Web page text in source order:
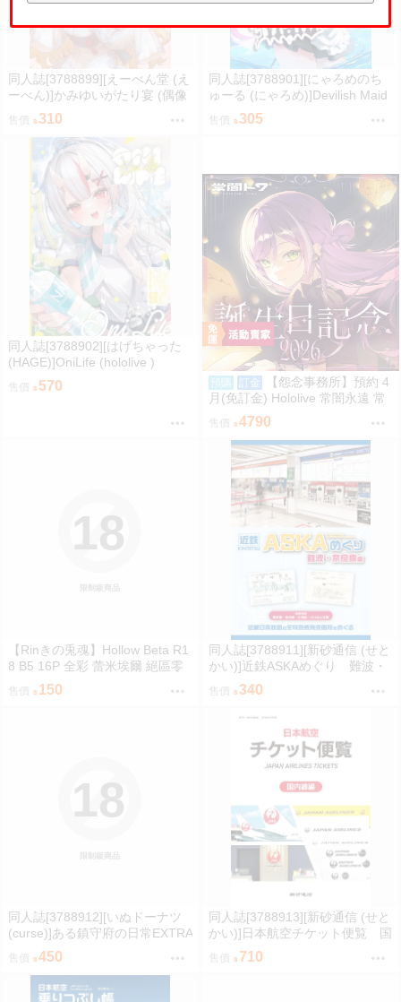
同人誌[3788899][えーべん堂 (え
ーべん)]かみゆいがたり宴 (偶像
310
同人誌[3788901][にゃろめのち
ゅーる (にゃろめ)]Devilish Maid
(hololive )
305
同人誌[3788902][はげちゃった
(HAGE)]OniLife (hololive )
售價 570 預購 訂金
【怨念事務所】預約 4
月(免訂金) Hololive 常闇永遠 常
闇トワ 2026誕生日記念 5款分售
0907
售價 4790
限制級商品
18
【Rinきの兎魂】Hollow Beta R1
8 B5 16P 全彩 蕾米埃爾 絕區零
ZZZ【FF47場前預購】{宅即門}
150
同人誌[3788911][新砂通信 (せと
かい)]近鉄ASKAめぐり 難波・
奈良線編 (鐵道)
340
限制級商品
18
同人誌[3788912][いぬドーナツ
(curse)]ある鎮守府の日常EXTRA
(艦隊收藏)
售價 450
同人誌[3788913][新砂通信 (せと
かい)]日本航空チケット便覧 国
内線編 (其他)
售價 710